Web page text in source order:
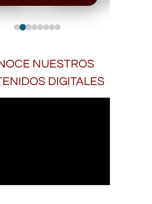
NUESTROS
DIGITALES